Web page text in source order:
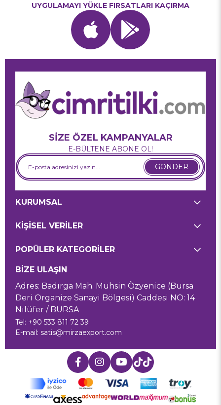
UYGULAMAYI YÜKLE FIRSATLARI KAÇIRMA
SİZE ÖZEL KAMPANYALAR
E-BÜLTENE ABONE OL!
GÖNDER
KURUMSAL
KİŞİSEL VERİLER
POPÜLER KATEGORİLER
BİZE ULAŞIN
Adres: Badırga Mah. Muhsin Özyenice (Bursa
Deri Organize Sanayi Bölgesi) Caddesi NO: 14
Nilüfer / BURSA
Tel: +90 533 811 72 39
E-mail: satis@mirzaexport.com